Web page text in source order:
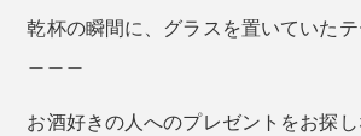
乾杯の瞬間に、グラスを置いていた
お酒好きの人へのプレゼントをお探